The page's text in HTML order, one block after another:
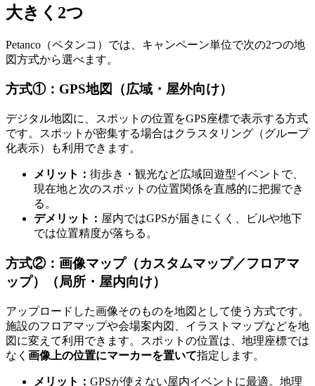
大きく2つ
Petanco（ペタンコ）では、キャンペーン単位で次の2つの地
図方式から選べます。
方式①：GPS地図（広域・屋外向け）
デジタル地図に、スポットの位置をGPS座標で表示する方式
です。スポットが密集する場合はクラスタリング（グループ
化表示）も利用できます。
メリット： 街歩き・観光など広域回遊型イベントで、
現在地と次のスポットの位置関係を直感的に把握でき
る。
デメリット： 屋内ではGPSが届きにくく、ビルや地下
では位置精度が落ちる。
方式②：画像マップ（カスタムマップ／フロアマ
ップ）（局所・屋内向け）
アップロードした画像そのものを地図として使う方式です。
施設のフロアマップや会場案内図、イラストマップなどを地
図に変えて利用できます。スポットの位置は、地理座標では
なく 画像上の位置にマーカーを置いて指定します。
メリット： GPSが使えない屋内イベントに最適。地理